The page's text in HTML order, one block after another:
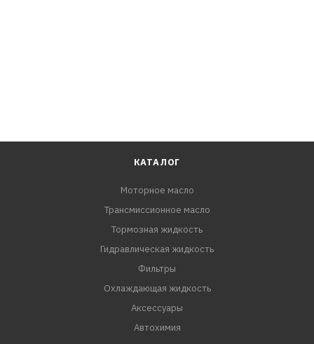
КАТАЛОГ
Моторное масло
Трансмиссионное масло
Тормозная жидкость
Гидравлическая жидкость
Фильтры
Охлаждающая жидкость
Аксессуары
Автохимия